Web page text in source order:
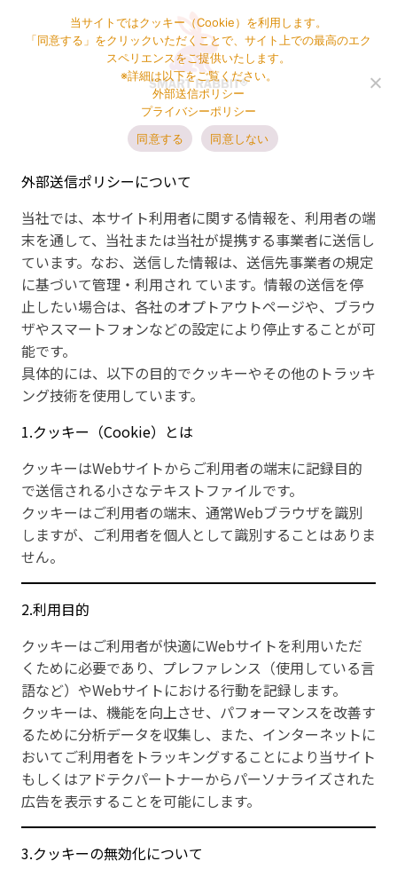
外部送信ポリシーについて
当社では、本サイト利用者に関する情報を、利用者の端
末を通して、当社または当社が提携する事業者に送信し
ています。なお、送信した情報は、送信先事業者の規定
に基づいて管理・利用され ています。情報の送信を停
止したい場合は、各社のオプトアウトページや、ブラウ
ザやスマートフォンなどの設定により停止することが可
能です。
具体的には、以下の目的でクッキーやその他のトラッキ
ング技術を使用しています。
1.クッキー（Cookie）とは
クッキーはWebサイトからご利用者の端末に記録目的
で送信される小さなテキストファイルです。
クッキーはご利用者の端末、通常Webブラウザを識別
しますが、ご利用者を個人として識別することはありま
せん。
2.利用目的
クッキーはご利用者が快適にWebサイトを利用いただ
くために必要であり、プレファレンス（使用している言
語など）やWebサイトにおける行動を記録します。
クッキーは、機能を向上させ、パフォーマンスを改善す
るために分析データを収集し、また、インターネットに
おいてご利用者をトラッキングすることにより当サイト
もしくはアドテクパートナーからパーソナライズされた
広告を表示することを可能にします。
3.クッキーの無効化について
当サイトではクッキー（Cookie）を利用します。
「同意する」をクリックいただくことで、サイト上での最高のエク
スペリエンスをご提供いたします。
※詳細は以下をご覧ください。
外部送信ポリシー
プライバシーポリシー
同意する
同意しない